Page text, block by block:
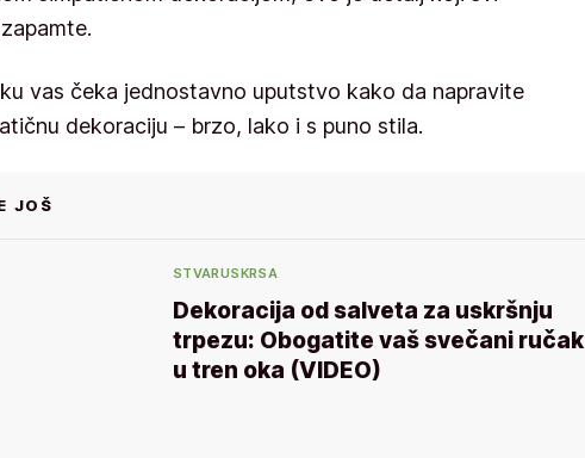
vas čeka jednostavno uputstvo kako da napravite
dekoraciju – brzo, lako i s puno stila.
JOŠ
STVARUSKRSA
Dekoracija od salveta za uskršnju
trpezu: Obogatite vaš svečani ručak
u tren oka (VIDEO)